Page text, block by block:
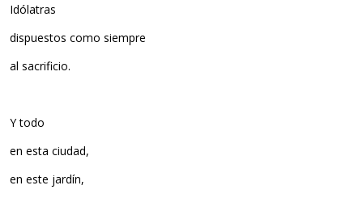
Idólatras
dispuestos como siempre
al sacrificio.
Y todo
en esta ciudad,
en este jardín,